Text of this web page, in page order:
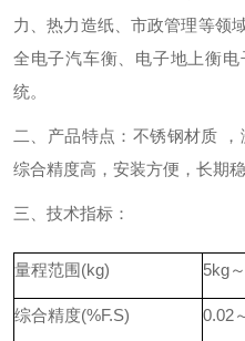
力、热力造纸、市政管理等领
全电子汽车衡、电子地上衡
统。
二、产品特点：不锈钢材质
综合精度高，安装方便，长期稳
三、技术指标：
量程范围(kg) 5kg
综合精度(%F.S) 0.02